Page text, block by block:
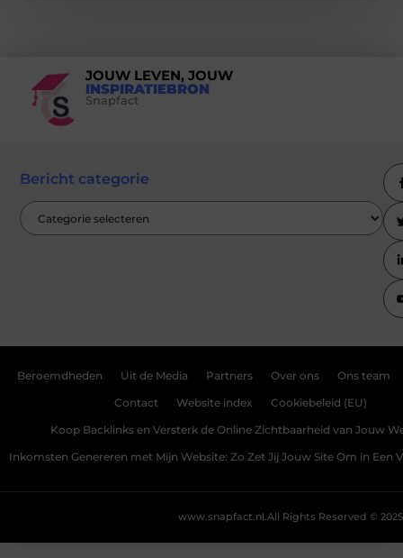
JOUW LEVEN, JOUW
INSPIRATIEBRON
Snapfact
Bericht categorie
Beroemdheden Uit de Media Partners Over ons Ons team
Contact Website index Cookiebeleid (EU)
Koop Backlinks en Versterk de Online Zichtbaarheid van Jouw
Inkomsten Genereren met Mijn Website: Zo Zet Jij Jouw Site Om in Een
All Rights Reserved © 2025
www.snapfact.nl.